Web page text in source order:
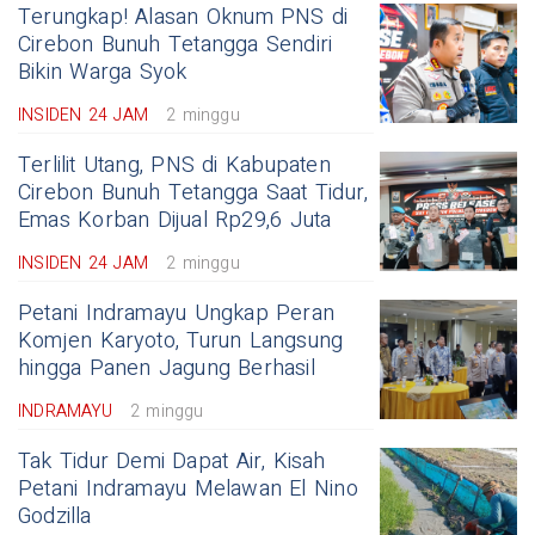
Terungkap! Alasan Oknum PNS di
Cirebon Bunuh Tetangga Sendiri
Bikin Warga Syok
INSIDEN 24 JAM 2 minggu
Terlilit Utang, PNS di Kabupaten
Cirebon Bunuh Tetangga Saat Tidur,
Emas Korban Dijual Rp29,6 Juta
INSIDEN 24 JAM 2 minggu
Petani Indramayu Ungkap Peran
Komjen Karyoto, Turun Langsung
hingga Panen Jagung Berhasil
INDRAMAYU 2 minggu
Tak Tidur Demi Dapat Air, Kisah
Petani Indramayu Melawan El Nino
Godzilla